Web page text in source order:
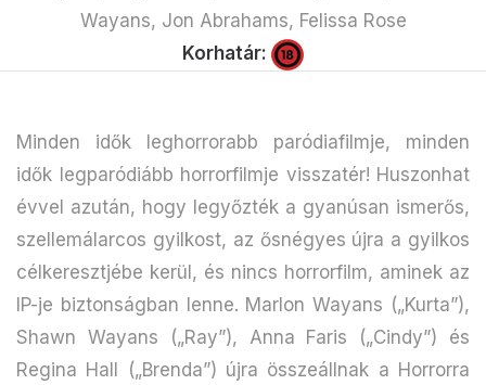
Wayans, Jon Abrahams, Felissa Rose
Korhatár:
Minden idők leghorrorabb paródiafilmje, minden
idők legparódiább horrorfilmje visszatér! Huszonhat
évvel azután, hogy legyőzték a gyanúsan ismerős,
szellemálarcos gyilkost, az ősnégyes újra a gyilkos
célkeresztjébe kerül, és nincs horrorfilm, aminek az
IP-je biztonságban lenne. Marlon Wayans („Kurta”),
Shawn Wayans („Ray”), Anna Faris („Cindy”) és
Regina Hall („Brenda”) újra összeállnak a Horrorra